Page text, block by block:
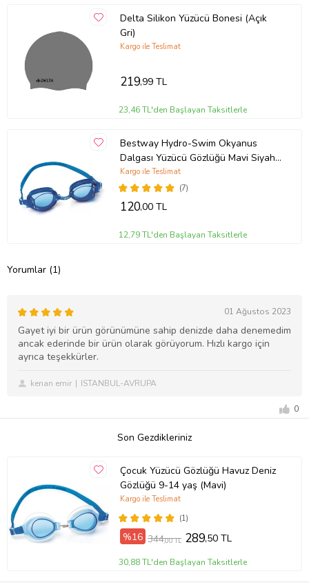
Delta Silikon Yüzücü Bonesi (Açık
Gri)
Kargo ile Teslimat
219,99 TL
23,46 TL'den Başlayan Taksitlerle
Bestway Hydro-Swim Okyanus
Dalgası Yüzücü Gözlüğü Mavi Siyah
Pembe (Mavi)
(7)
Kargo ile Teslimat
120,00 TL
12,79 TL'den Başlayan Taksitlerle
Yorumlar (1)
01 Ağustos 2023
Gayet iyi bir ürün görünümüne sahip denizde daha denemedim
ancak ederinde bir ürün olarak görüyorum. Hızlı kargo için
ayrıca teşekkürler.
kenan emir ISTANBUL-AVRUPA
0
Son Gezdikleriniz
Çocuk Yüzücü Gözlüğü Havuz Deniz
Gözlüğü 9-14 yaş (Mavi)
(1)
Kargo ile Teslimat
%16 344,00 TL 289,50 TL
30,88 TL'den Başlayan Taksitlerle